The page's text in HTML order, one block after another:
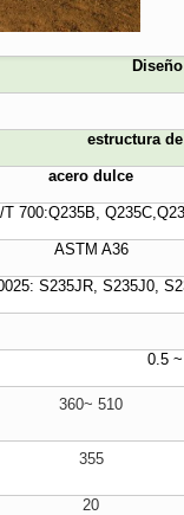
Diseño
estructura
acero dulce
T 700:Q235B,
ASTM A36
S235JR, S235J0,
0.5
360~ 510
355
20